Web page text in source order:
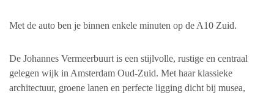
Met de auto ben je binnen enkele minuten op de A10 Zuid.
De Johannes Vermeerbuurt is een stijlvolle, rustige en centraal
gelegen wijk in Amsterdam Oud-Zuid. Met haar klassieke
architectuur, groene lanen en perfecte ligging dicht bij musea,